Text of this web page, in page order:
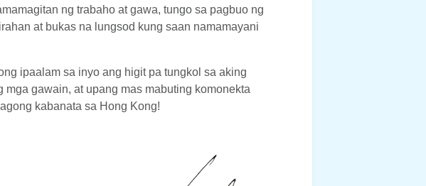
ng trabaho at gawa, tungo sa pagbuo ng
at bukas na lungsod kung saan namamayani
ipaalam sa inyo ang higit pa tungkol sa aking
gawain, at upang mas mabuting komonekta
kabanata sa Hong Kong!